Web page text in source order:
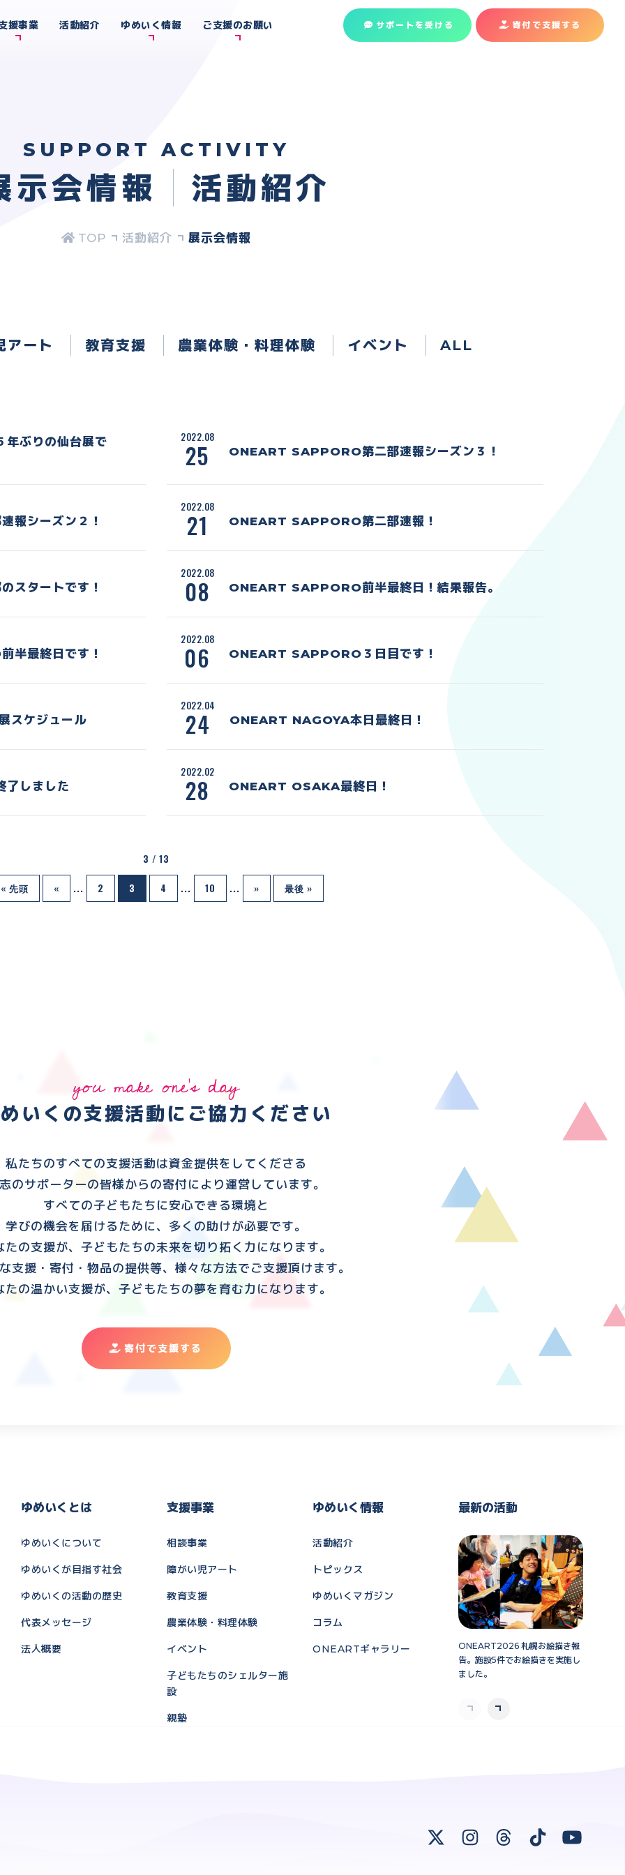
援事業 活動紹介 ゆめいく情報 ご支援のお願い サポートを受ける 寄付で支援 する
SUPPORT ACTIVITY
示会情報 活動紹介
活動紹介 展示会情報
アート 教育支援 農業体験・料理体験 イベント ALL
ぶりの仙台展で 2022.08
25 ONEART SAPPORO第二部速報シーズン３！
報シーズン２！
2022.08
21 ONEART SAPPORO第二部速報！
スタートです！
2022.08
08 ONEART SAPPORO前半最終日！結果報告。
半最終日です！
2022.08
06 ONEART SAPPORO３日目です！
スケジュール
2022.04
24 ONEART NAGOYA本日最終日！
しました
2022.02
28 ONEART OSAKA最終日！
3 / 13
« 先頭 « ... 2 3 4 ... 10 ... » 最後 »
you make one's day
いくの支援活動に ご協力ください
私たちのすべての支援活動は資金提供をしてくださる
のサポーターの皆様からの寄付により運営しています。
すべての子どもたちに安心できる環境と
学びの機会を届けるために、多くの助けが必要です。
たの支援が、子どもたちの未来を切り拓く力になります。
支援・寄付・物品の提供等、様々な方法でご支援頂けます。
たの温かい支援が、子どもたちの夢を育む力になります。
寄付で支援する
ゆめいくとは
ゆめいくについて
ゆめいくが目指す社会
ゆめいくの活動の歴史
代表メッセージ
法人概要
支援事業
相談事業
障がい児アート
教育支援
農業体験・料理体験
イベント
子どもたちのシェルター施
設
親塾
ゆめいく情報
活動紹介
トピックス
ゆめいくマガジン
コラム
ONEARTギャラリー
最新の活動
ONEART2026 札幌お絵描き報
告。施設5件でお絵描きを実施し
ました。